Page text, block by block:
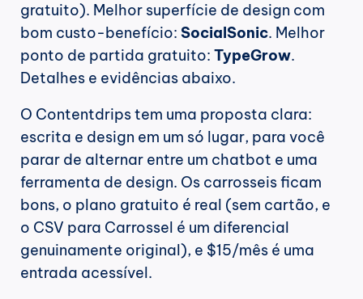
gratuito). Melhor superfície de design com
bom custo-benefício: SocialSonic. Melhor
ponto de partida gratuito: TypeGrow.
Detalhes e evidências abaixo.
O Contentdrips tem uma proposta clara:
escrita e design em um só lugar, para você
parar de alternar entre um chatbot e uma
ferramenta de design. Os carrosseis ficam
bons, o plano gratuito é real (sem cartão, e
o CSV para Carrossel é um diferencial
genuinamente original), e $15/mês é uma
entrada acessível.